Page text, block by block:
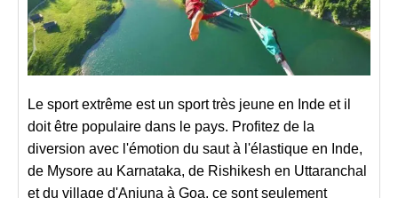
Le sport extrême est un sport très jeune en Inde et il
doit être populaire dans le pays. Profitez de la
diversion avec l'émotion du saut à l'élastique en Inde,
de Mysore au Karnataka, de Rishikesh en Uttaranchal
et du village d'Anjuna à Goa, ce sont seulement